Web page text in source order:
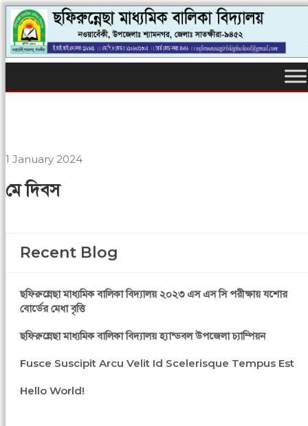
1 January 2024
মে দিবস
Recent Blog
ছফিরুন্নেছা মাধ্যমিক বালিকা বিদ্যালয় ২০২৩ এস এস সি পরীক্ষায় যশোর
বোর্ডের মেধা বৃত্তি
ছফিরুন্নেছা মাধ্যমিক বালিকা বিদ্যালয় হ্যান্ডবল উপজেলা চ্যাম্পিয়ন
Fusce Suscipit Arcu Velit Id Scelerisque Tempus Est
Hello World!